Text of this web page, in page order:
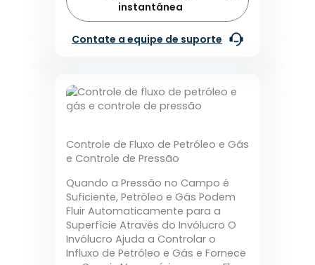
instantânea
Contate a equipe de suporte
Controle de Fluxo de Petróleo e Gás
e Controle de Pressão
Quando a Pressão no Campo é
Suficiente, Petróleo e Gás Podem
Fluir Automaticamente para a
Superfície Através do Invólucro O
Invólucro Ajuda a Controlar o
Influxo de Petróleo e Gás e Fornece